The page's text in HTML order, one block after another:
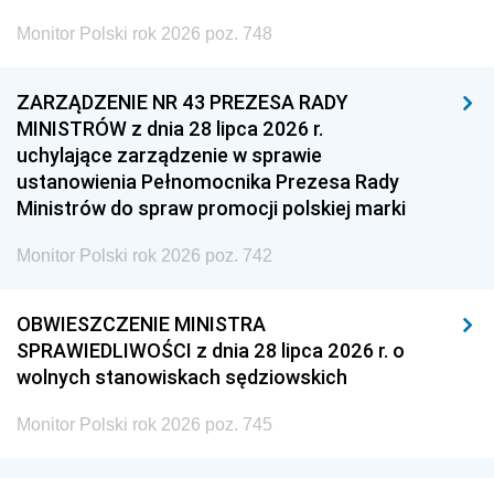
Monitor Polski rok 2026 poz. 748
ZARZĄDZENIE NR 43 PREZESA RADY
MINISTRÓW z dnia 28 lipca 2026 r.
uchylające zarządzenie w sprawie
ustanowienia Pełnomocnika Prezesa Rady
Ministrów do spraw promocji polskiej marki
Monitor Polski rok 2026 poz. 742
OBWIESZCZENIE MINISTRA
SPRAWIEDLIWOŚCI z dnia 28 lipca 2026 r. o
wolnych stanowiskach sędziowskich
Monitor Polski rok 2026 poz. 745